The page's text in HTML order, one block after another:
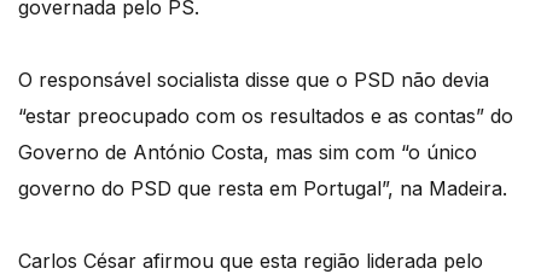
governada pelo PS.
O responsável socialista disse que o PSD não devia
“estar preocupado com os resultados e as contas” do
Governo de António Costa, mas sim com “o único
governo do PSD que resta em Portugal”, na Madeira.
Carlos César afirmou que esta região liderada pelo